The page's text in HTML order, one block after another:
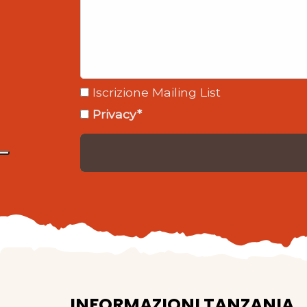
Iscrizione Mailing List
Privacy*